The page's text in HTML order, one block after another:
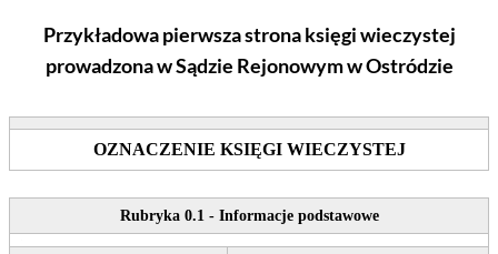
Przykładowa pierwsza strona księgi wieczystej
prowadzona w Sądzie Rejonowymw Ostródzie
OZNACZENIE KSIĘGI WIECZYSTEJ
Rubryka 0.1 - Informacje podstawowe